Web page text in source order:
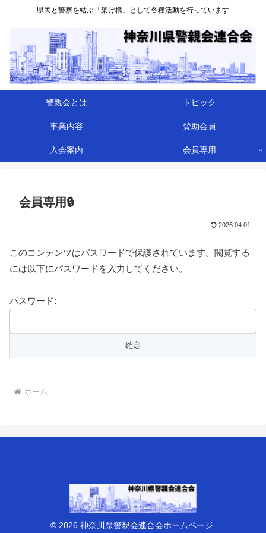
県民と警察を結ぶ「架け橋」として各種活動を行っています
警親会とは トピック
事業内容 賛助会員
入会案内 会員専用
会員専用🔒
2026.04.01
このコンテンツはパスワードで保護されています。閲覧する
には以下にパスワードを入力してください。
パスワード:
ホーム
© 2026 神奈川県警親会連合会ホームページ.